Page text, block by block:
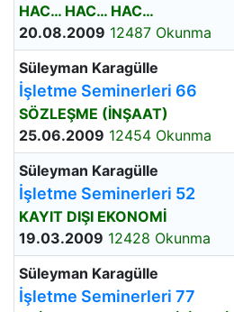
HAC… HAC… HAC…
20.08.2009 12487 Okunma
Süleyman Karagülle
İşletme Seminerleri 66
SÖZLEŞME (İNŞAAT)
25.06.2009 12454 Okunma
Süleyman Karagülle
İşletme Seminerleri 52
KAYIT DIŞI EKONOMİ
19.03.2009 12428 Okunma
Süleyman Karagülle
İşletme Seminerleri 77